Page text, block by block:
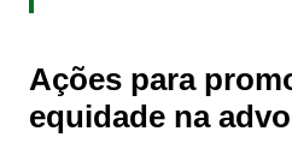
Ações para
equidade na